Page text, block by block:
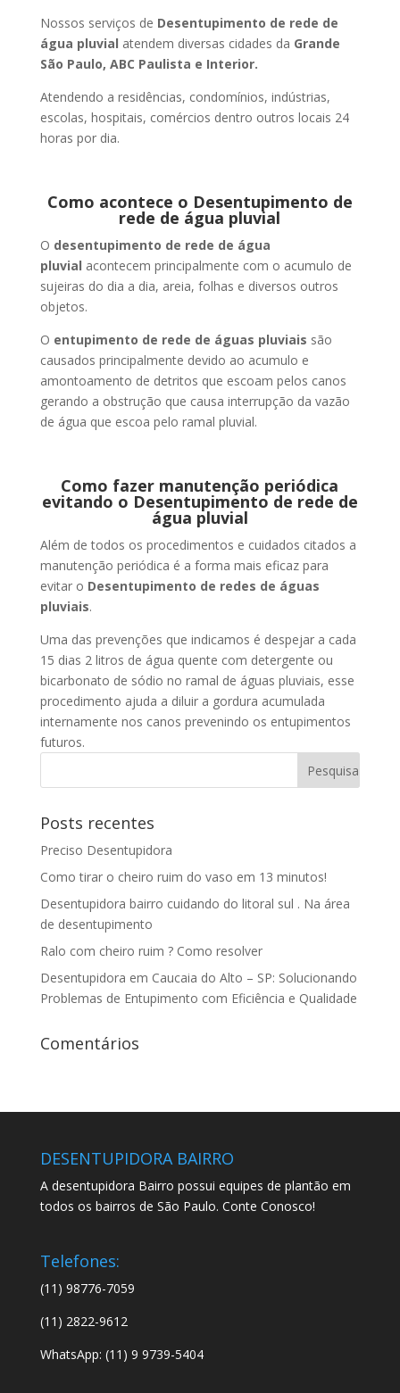
Nossos serviços de Desentupimento de rede de
água pluvial atendem diversas cidades da Grande
São Paulo, ABC Paulista e Interior.
Atendendo a residências, condomínios, indústrias,
escolas, hospitais, comércios dentro outros locais 24
horas por dia.
Como acontece o Desentupimento de
rede de água pluvial
O desentupimento de rede de água
pluvial acontecem principalmente com o acumulo de
sujeiras do dia a dia, areia, folhas e diversos outros
objetos.
O entupimento de rede de águas pluviais são
causados principalmente devido ao acumulo e
amontoamento de detritos que escoam pelos canos
gerando a obstrução que causa interrupção da vazão
de água que escoa pelo ramal pluvial.
Como fazer manutenção periódica
evitando o Desentupimento de rede de
água pluvial
Além de todos os procedimentos e cuidados citados a
manutenção periódica é a forma mais eficaz para
evitar o Desentupimento de redes de águas
pluviais.
Uma das prevenções que indicamos é despejar a cada
15 dias 2 litros de água quente com detergente ou
bicarbonato de sódio no ramal de águas pluviais, esse
procedimento ajuda a diluir a gordura acumulada
internamente nos canos prevenindo os entupimentos
futuros.
Posts recentes
Preciso Desentupidora
Como tirar o cheiro ruim do vaso em 13 minutos!
Desentupidora bairro cuidando do litoral sul . Na área
de desentupimento
Ralo com cheiro ruim ? Como resolver
Desentupidora em Caucaia do Alto – SP: Solucionando
Problemas de Entupimento com Eficiência e Qualidade
Comentários
DESENTUPIDORA BAIRRO
A desentupidora Bairro possui equipes de plantão em
todos os bairros de São Paulo. Conte Conosco!
Telefones:
(11) 98776-7059
(11) 2822-9612
WhatsApp: (11) 9 9739-5404